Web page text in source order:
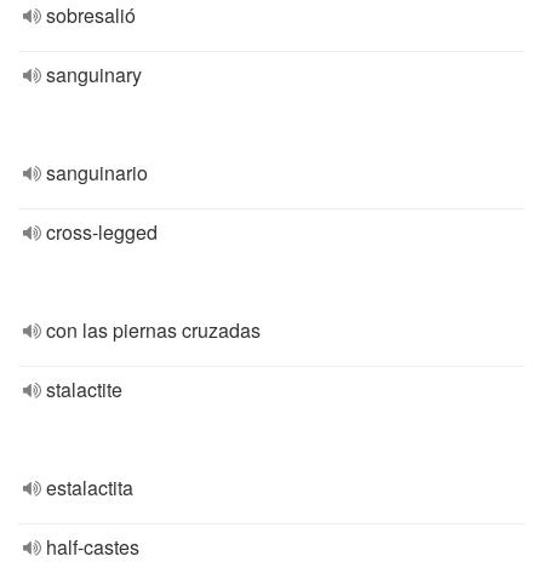
sobresalió
sanguinary
sanguinario
cross-legged
con las piernas cruzadas
stalactite
estalactita
half-castes